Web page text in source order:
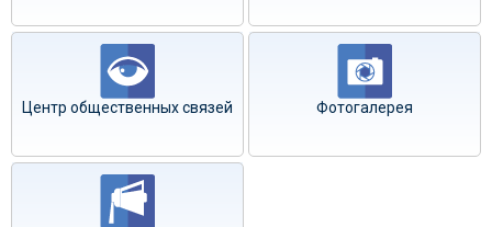
Центр общественных связей Фотогалерея